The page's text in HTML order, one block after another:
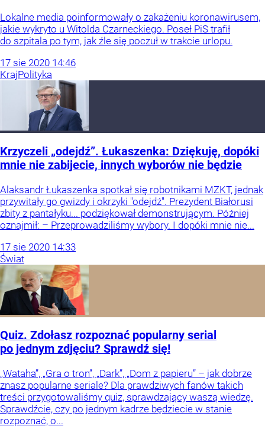
Lokalne media poinformowały o zakażeniu koronawirusem,
jakie wykryto u Witolda Czarneckiego. Poseł PiS trafił
do szpitala po tym, jak źle się poczuł w trakcie urlopu.
17 sie 2020 14:46
KrajPolityka
Krzyczeli „odejdź”. Łukaszenka: Dziękuję, dopóki
mnie nie zabijecie, innych wyborów nie będzie
Alaksandr Łukaszenka spotkał się robotnikami MZKT, jednak
przywitały go gwizdy i okrzyki "odejdź". Prezydent Białorusi
zbity z pantałyku... podziękował demonstrującym. Później
oznajmił: – Przeprowadziliśmy wybory. I dopóki mnie nie...
17 sie 2020 14:33
Świat
Quiz. Zdołasz rozpoznać popularny serial
po jednym zdjęciu? Sprawdź się!
„Wataha”, „Gra o tron”, „Dark”, „Dom z papieru” – jak dobrze
znasz popularne seriale? Dla prawdziwych fanów takich
treści przygotowaliśmy quiz, sprawdzający waszą wiedzę.
Sprawdźcie, czy po jednym kadrze będziecie w stanie
rozpoznać, o...